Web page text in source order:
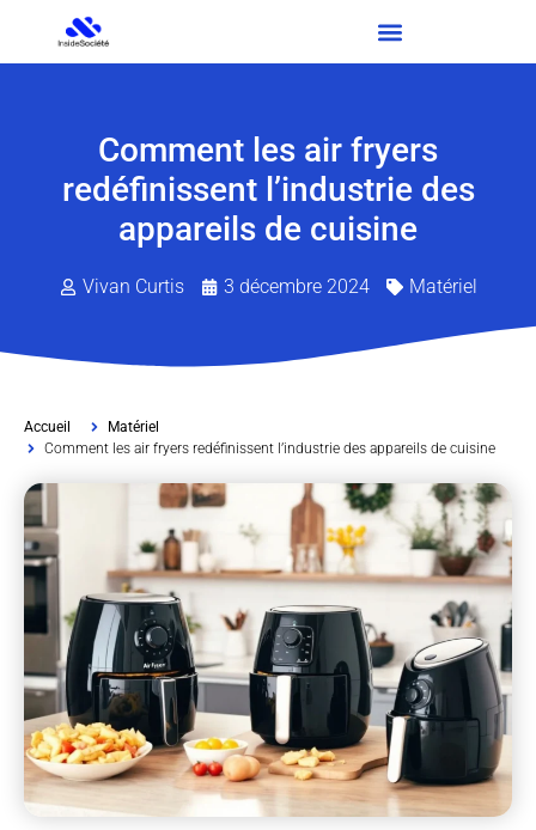
Comment les air fryers
redéfinissent l’industrie des
appareils de cuisine
Vivan Curtis 3 décembre 2024 Matériel
Accueil
Matériel
Comment les air fryers redéfinissent l’industrie des appareils de cuisine